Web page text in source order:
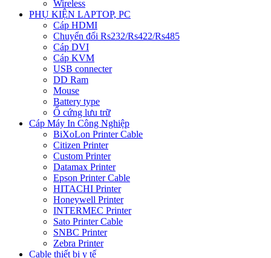
Wireless
PHỤ KIỆN LAPTOP, PC
Cáp HDMI
Chuyển đổi Rs232/Rs422/Rs485
Cáp DVI
Cáp KVM
USB connecter
DD Ram
Mouse
Battery type
Ổ cứng lưu trữ
Cáp Máy In Công Nghiệp
BiXoLon Printer Cable
Citizen Printer
Custom Printer
Datamax Printer
Epson Printer Cable
HITACHI Printer
Honeywell Printer
INTERMEC Printer
Sato Printer Cable
SNBC Printer
Zebra Printer
Cable thiết bị y tế